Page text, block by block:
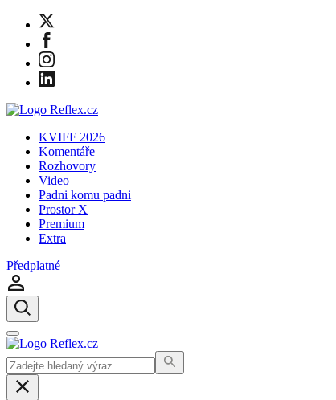
KVIFF 2026
Komentáře
Rozhovory
Video
Padni komu padni
Prostor X
Premium
Extra
Předplatné